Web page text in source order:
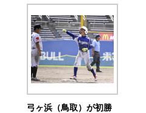
弓ヶ浜（鳥取）が初勝